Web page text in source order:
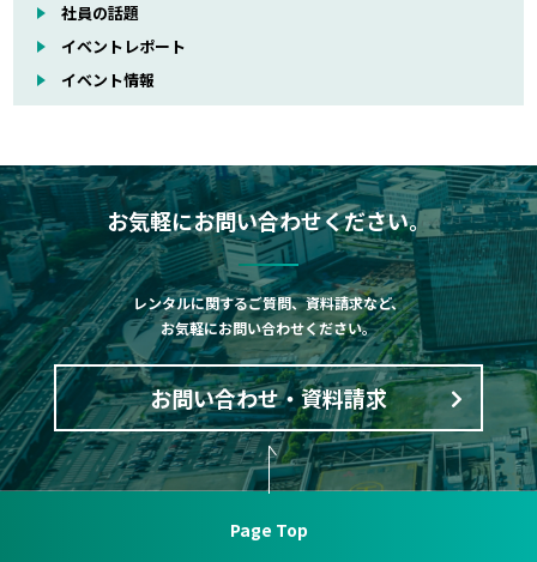
社員の話題
イベントレポート
イベント情報
お気軽にお問い合わせください。
レンタルに関するご質問、資料請求など、
お気軽にお問い合わせください。
お問い合わせ・資料請求
Page Top